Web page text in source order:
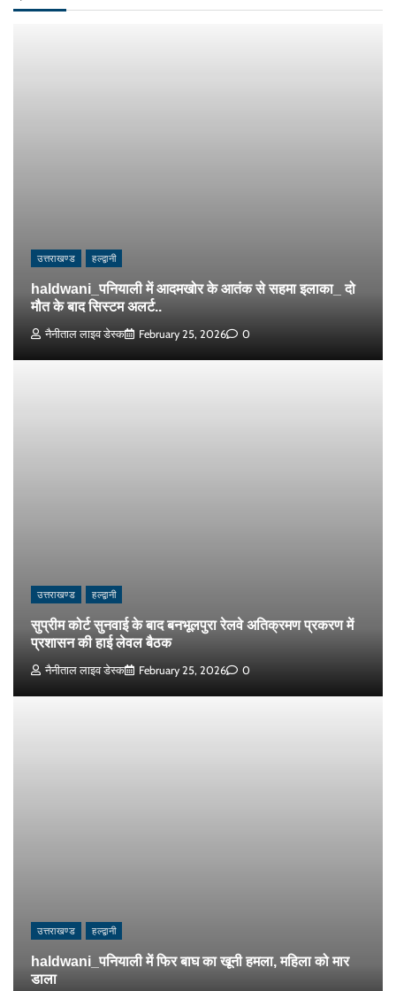
उत्तराखण्ड हल्द्वानी
haldwani_पनियाली में आदमखोर के आतंक से सहमा इलाका_ दो
मौत के बाद सिस्टम अलर्ट..
नैनीताल लाइव डेस्क February 25, 2026 0
उत्तराखण्ड हल्द्वानी
सुप्रीम कोर्ट सुनवाई के बाद बनभूलपुरा रेलवे अतिक्रमण प्रकरण में
प्रशासन की हाई लेवल बैठक
नैनीताल लाइव डेस्क February 25, 2026 0
उत्तराखण्ड हल्द्वानी
haldwani_पनियाली में फिर बाघ का खूनी हमला, महिला को मार
डाला